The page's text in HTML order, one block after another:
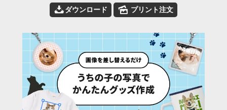
📥ダウンロード 🌄 プリント注文